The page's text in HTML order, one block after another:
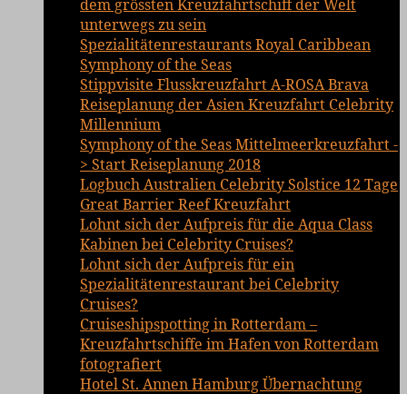
dem grössten Kreuzfahrtschiff der Welt
unterwegs zu sein
Spezialitätenrestaurants Royal Caribbean
Symphony of the Seas
Stippvisite Flusskreuzfahrt A-ROSA Brava
Reiseplanung der Asien Kreuzfahrt Celebrity
Millennium
Symphony of the Seas Mittelmeerkreuzfahrt -
> Start Reiseplanung 2018
Logbuch Australien Celebrity Solstice 12 Tage
Great Barrier Reef Kreuzfahrt
Lohnt sich der Aufpreis für die Aqua Class
Kabinen bei Celebrity Cruises?
Lohnt sich der Aufpreis für ein
Spezialitätenrestaurant bei Celebrity
Cruises?
Cruiseshipspotting in Rotterdam –
Kreuzfahrtschiffe im Hafen von Rotterdam
fotografiert
Hotel St. Annen Hamburg Übernachtung